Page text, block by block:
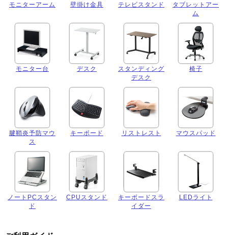
モニターアーム 壁掛け金具 テレビスタンド
タブレットアー
ム
モニター台 デスク
スタンディング
デスク
椅子
腱鞘炎予防マウ
ス
キーボード リストレスト マウスパッド
ノートPCスタン
ド
CPUスタンド
キーボードスラ
イダー
LEDライト